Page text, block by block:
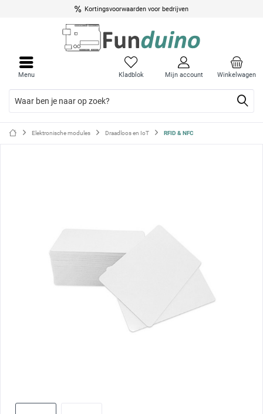
Kortingsvoorwaarden voor bedrijven
Winkelwagen
Kladblok Mijn account
Menu
Elektronische modules Draadloos en IoT RFID & NFC